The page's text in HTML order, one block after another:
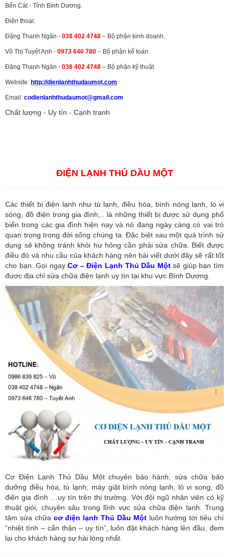
Bến Cát - Tỉnh Bình Dương.
Điện thoại:
Đặng Thanh Ngân - 038 402 4748 – Bộ phận kinh doanh.
Võ Thị Tuyết Anh - 0973 646 780 – Bộ phận kế toán
Đặng Thanh Ngân - 038 402 4748 – Bộ phận kỹ thuật
Website: http://dienlanhthudaumot.com
Email: codienlanhthudaumot@gmail.com
Chất lượng - Uy tín - Cạnh tranh
ĐIỆN LẠNH THỦ DẦU MỘT
Các thiết bị điện lạnh như tủ lạnh, điều hòa, bình nóng lạnh, lo vi
sóng, đồ điện trong gia đình,.. là những thiết bị được sử dụng phổ
biến trong các gia đình hiện nay và nó đang ngày càng có vai trò
quan trọng trong đời sống chúng ta. Đặc biệt sau một quá trình sử
dụng sẽ không tránh khỏi hư hỏng cần phải sửa chữa. Biết được
điều đó và nhu cầu của khách hàng nên bài viết dưới đây sẽ rất tốt
cho bạn. Gọi ngayCơ – Điện Lạnh Thủ Dầu Một sẽ giúp bạn tìm
được địa chỉ sửa chữa điện lạnh uy tín tại khu vực Bình Dương.
Cơ Điện Lạnh Thủ Dầu Một chuyên bảo hành, sửa chữa bảo
dưỡng điều hòa, tủ lạnh, máy giặt bình nóng lạnh, lò vi song, đồ
điện gia đình …uy tín trên thị trường. Với đội ngũ nhân viên có kỹ
thuật giỏi, chuyên sâu trong lĩnh vực sửa chữa điện lạnh. Trung
tâm sửa chữa cơ điện lạnh Thủ Dầu Mộtluôn hướng tới tiêu chí
“nhiệt tình – cẩn thận – uy tín”, luôn đặt khách hàng lên đầu, đem
lại cho khách hàng sự hài lòng nhất.